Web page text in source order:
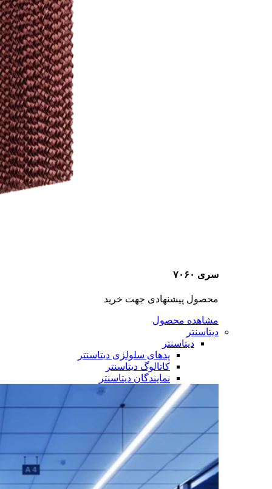
سری ۷۰۶۰
محصول پیشنهادی جهت خرید
مشاهده محصول
دیتاسنتر
دیتاسنتر
پدهای سلولزی دیتاسنتر
کاتالوگ دیتاسنتر
نمایندگان دیتاسنتر